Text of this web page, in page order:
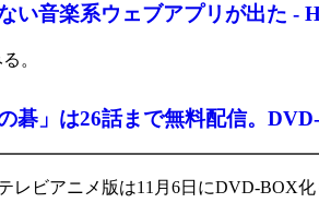
い音楽系ウェブアプリが出た -
。
の碁」は26話まで無料配信。
レビアニメ版は11月6日にDVD-BOX